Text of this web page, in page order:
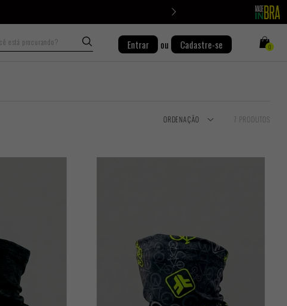
Entrar ou Cadastre-se 0
ORDENAÇÃO 7 PRODUTOS